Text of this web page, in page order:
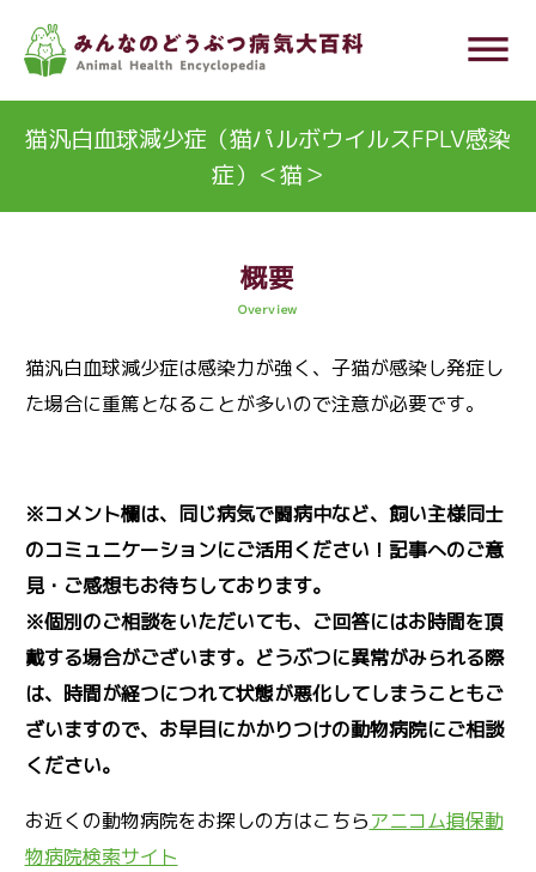
dehaze
猫汎白血球減少症（猫パルボウイルスFPLV感染
症）＜猫＞
概要
Overview
猫汎白血球減少症は感染力が強く、子猫が感染し発症し
た場合に重篤となることが多いので注意が必要です。
※コメント欄は、同じ病気で闘病中など、飼い主様同士
のコミュニケーションにご活用ください！記事へのご意
見・ご感想もお待ちしております。
※個別のご相談をいただいても、ご回答にはお時間を頂
戴する場合がございます。どうぶつに異常がみられる際
は、時間が経つにつれて状態が悪化してしまうこともご
ざいますので、お早目にかかりつけの動物病院にご相談
ください。
お近くの動物病院をお探しの方はこちらアニコム損保動
物病院検索サイト